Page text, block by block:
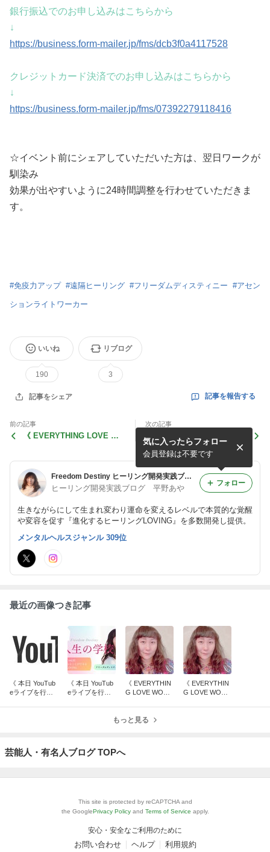
銀行振込でのお申し込みはこちらから
↓
https://business.form-mailer.jp/fms/dcb3f0a4117528
クレジットカード決済でのお申し込みはこちらから
↓
https://business.form-mailer.jp/fms/07392279118416
☆イベント前にシェアしていただいた方は、翌日ワークが
馴染み
効果が出やすいように24時間調整を行わせていただきま
す。
#免疫力アップ #遠隔ヒーリング #フリーダムディスティニー #アセン
ションライトワーカー
いいね
190
リブログ
3
記事をシェア 記事を報告する
前の記事
《 EVERYTHING LOVE WO
次の記事
《 EVERYTHING LOVE WO
RLD 想いは心の中で受け継
がれていく 》
Freedom Destiny ヒーリング開発実践ブログ
ヒーリング開発実践ブログ 平野あや
生きながらにして生まれ変わり運命を変えるレベルで本質的な覚醒
や変容を促す『進化するヒーリングLOVING』を多数開発し提供。
気に入ったらフォロー
会員登録は不要です
フォロー
メンタルヘルスジャンル 309位
最近の画像つき記事
《 本日 YouTub
eライブを行い
《 本日 YouTub
eライブを行い
《 EVERYTHIN
G LOVE WORL
授」》
《 EVERYTHIN
G LOVE WORL
もっと見る
芸能人・有名人ブログ TOPへ
This site is protected by reCAPTCHA and
the GooglePrivacy Policy and Terms of Service apply.
安心・安全なご利用のために
お問い合わせ ヘルプ 利用規約